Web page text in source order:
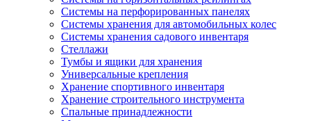
Системы на перфорированных панелях
Системы хранения для автомобильных колес
Системы хранения садового инвентаря
Стеллажи
Тумбы и ящики для хранения
Универсальные крепления
Хранение спортивного инвентаря
Хранение строительного инструмента
Спальные принадлежности